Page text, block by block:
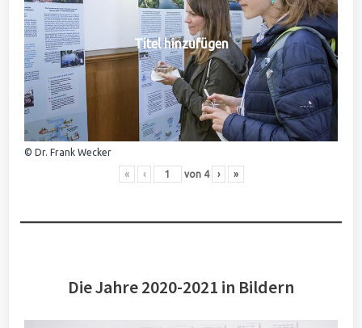
Titel hinzufügen
© Dr. Frank Wecker
« ‹ von 4 › »
Die Jahre 2020-2021 in Bildern